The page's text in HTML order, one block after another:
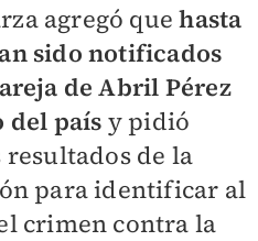
agregó quehasta
sido notificados
de Abril Pérez
del país y pidió
resultados de la
para identificar al
crimen contra la